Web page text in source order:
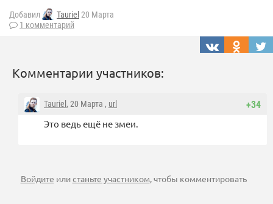
Добавил Tauriel 20 Марта
1 комментарий
Комментарии участников:
+34
Tauriel , 20 Марта , url
Это ведь ещё не змеи.
Войдите илистаньте участником, чтобы комментировать